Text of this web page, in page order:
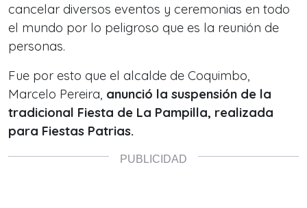
cancelar diversos eventos y ceremonias en todo
el mundo por lo peligroso que es la reunión de
personas.
Fue por esto que el alcalde de Coquimbo,
Marcelo Pereira, anunció la suspensión de la
tradicional Fiesta de La Pampilla, realizada
para Fiestas Patrias.